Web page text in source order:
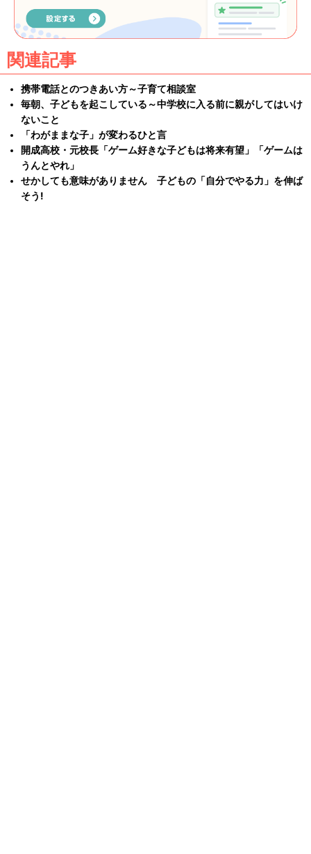
関連記事
携帯電話とのつきあい方～子育て相談室
毎朝、子どもを起こしている～中学校に入る前に親がしてはいけ
ないこと
「わがままな子」が変わるひと言
開成高校・元校長「ゲーム好きな子どもは将来有望」「ゲームは
うんとやれ」
せかしても意味がありません 子どもの「自分でやる力」を伸ば
そう!